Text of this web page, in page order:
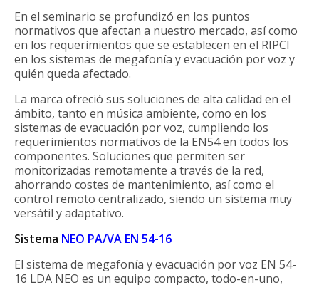
En el seminario se profundizó en los puntos
normativos que afectan a nuestro mercado, así como
en los requerimientos que se establecen en el RIPCI
en los sistemas de megafonía y evacuación por voz y
quién queda afectado.
La marca ofreció sus soluciones de alta calidad en el
ámbito, tanto en música ambiente, como en los
sistemas de evacuación por voz, cumpliendo los
requerimientos normativos de la EN54 en todos los
componentes. Soluciones que permiten ser
monitorizadas remotamente a través de la red,
ahorrando costes de mantenimiento, así como el
control remoto centralizado, siendo un sistema muy
versátil y adaptativo.
Sistema NEO PA/VA EN 54-16
El sistema de megafonía y evacuación por voz EN 54-
16 LDA NEO es un equipo compacto, todo-en-uno,